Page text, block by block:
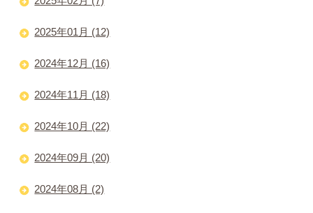
2025年01月 (12)
2024年12月 (16)
2024年11月 (18)
2024年10月 (22)
2024年09月 (20)
2024年08月 (2)